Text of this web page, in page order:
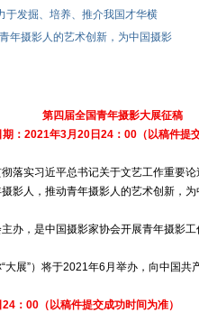
于发掘、培养、推介我国才华横
年摄影人的艺术创新，为中国摄影
第四届全国青年摄影大展征稿
期：2021年3月20日24：00（以稿件提
落实习近平总书记关于文艺工作重要
影人，推动青年摄影人的艺术创新，
办，是中国摄影家协会开展青年摄影
大展”）将于2021年6月举办，向中国
：00（以稿件提交成功时间为准）